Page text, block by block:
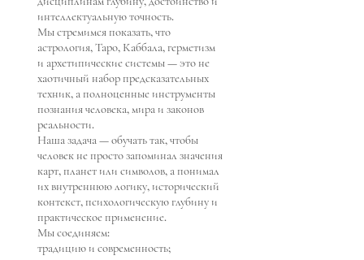
интеллектуальную точность.
Мы стремимся показать, что
астрология, Таро, Каббала, герметизм
и архетипические системы — это не
хаотичный набор предсказательных
техник, а полноценные инструменты
познания человека, мира и законов
реальности.
Наша задача — обучать так, чтобы
человек не просто запоминал значения
карт, планет или символов, а понимал
их внутреннюю логику, исторический
контекст, психологическую глубину и
практическое применение.
Мы соединяем:
традицию и современность;